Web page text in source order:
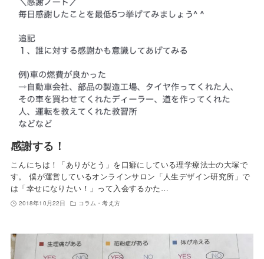
感謝する！
こんにちは！「ありがとう」を口癖にしている理学療法士の大塚で
す。 僕が運営しているオンラインサロン「人生デザイン研究所」で
は「幸せになりたい！」って入会するかた…
2018年10月22日 コラム・考え方